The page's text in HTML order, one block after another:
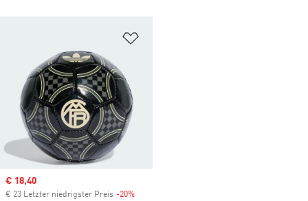
Sale price
€ 18,40
€ 23 Letzter niedrigster Preis -20%